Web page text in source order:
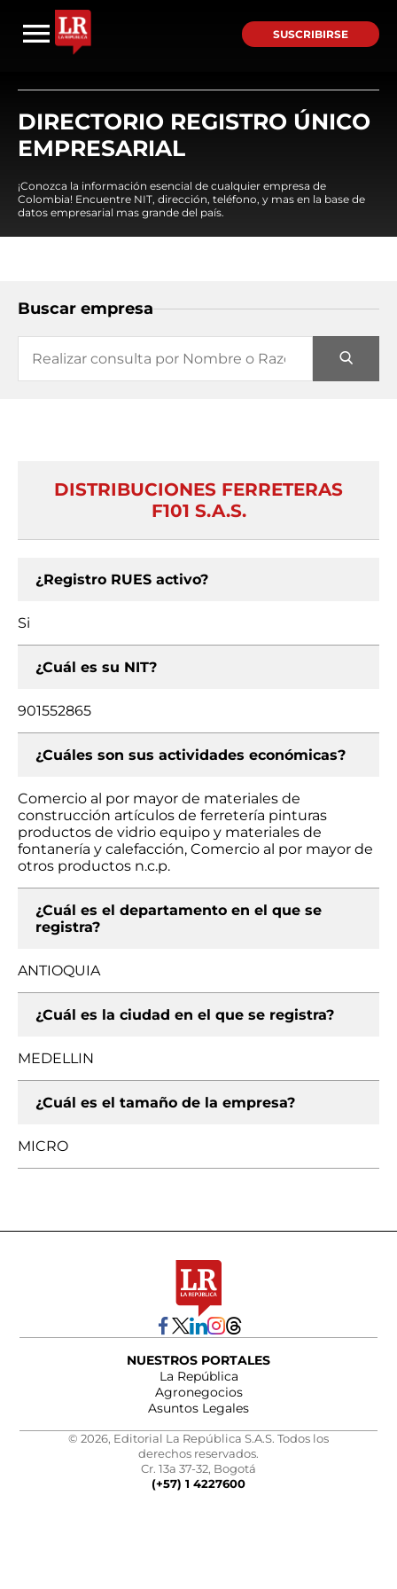
SUSCRIBIRSE
DIRECTORIO REGISTRO ÚNICO
EMPRESARIAL
¡Conozca la información esencial de cualquier empresa de
Colombia! Encuentre NIT, dirección, teléfono, y mas en la base de
datos empresarial mas grande del país.
Buscar empresa
DISTRIBUCIONES FERRETERAS
F101 S.A.S.
¿Registro RUES activo?
Si
¿Cuál es su NIT?
901552865
¿Cuáles son sus actividades económicas?
Comercio al por mayor de materiales de
construcción artículos de ferretería pinturas
productos de vidrio equipo y materiales de
fontanería y calefacción, Comercio al por mayor de
otros productos n.c.p.
¿Cuál es el departamento en el que se
registra?
ANTIOQUIA
¿Cuál es la ciudad en el que se registra?
MEDELLIN
¿Cuál es el tamaño de la empresa?
MICRO
NUESTROS PORTALES
La República
Agronegocios
Asuntos Legales
© 2026, Editorial La República S.A.S. Todos los
derechos reservados.
Cr. 13a 37-32, Bogotá
(+57) 1 4227600